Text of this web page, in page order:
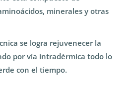
minerales y otras
se logra rejuvenecer la
por vía intradérmica todo lo
con el tiempo.